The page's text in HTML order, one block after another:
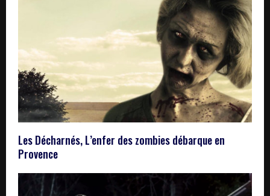
Les Décharnés, L’enfer des zombies débarque en
Provence